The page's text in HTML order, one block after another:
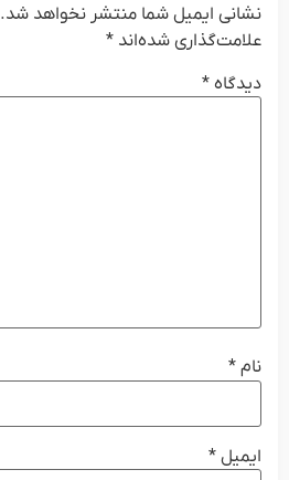
نشانی ایمیل شما منتشر نخواهد شد.
علامت‌گذاری شده‌اند *
دیدگاه *
نام *
ایمیل *